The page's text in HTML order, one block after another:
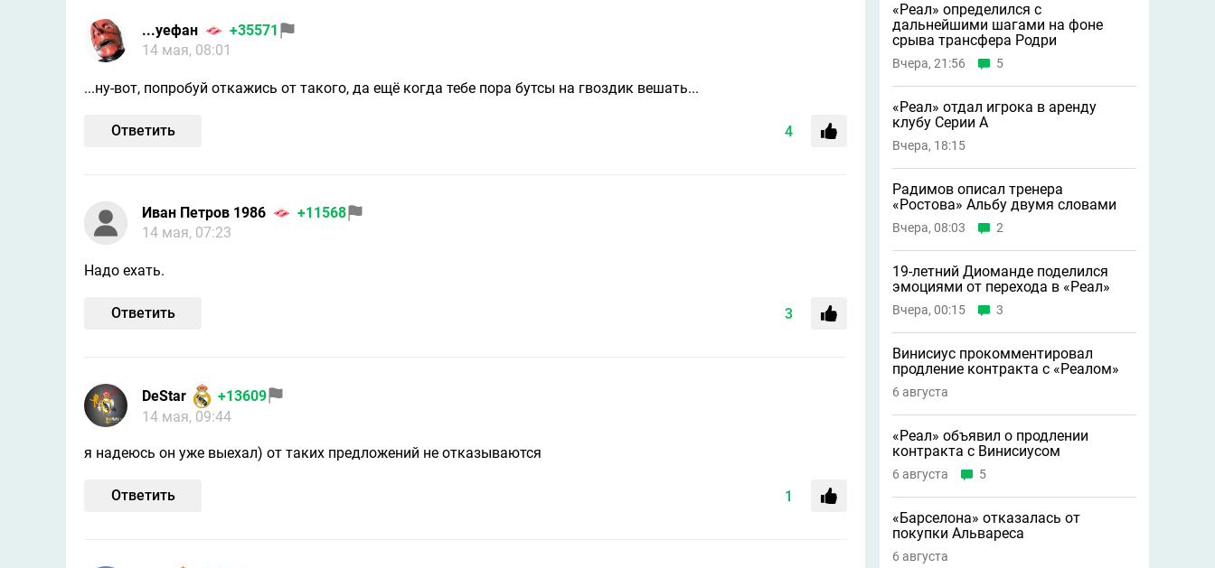
...уефан
+35571
14 мая, 08:01
...ну-вот, попробуй откажись от такого, да ещё когда тебе пора бутсы на гвоздик вешать...
Ответить 4
Иван Петров 1986
+11568
14 мая, 07:23
Надо ехать.
Ответить 3
DeStar
+13609
14 мая, 09:44
я надеюсь он уже выехал) от таких предложений не отказываются
Ответить 1
«Реал» определился с
дальнейшими шагами на фоне
срыва трансфера Родри
Вчера, 21:56 5
«Реал» отдал игрока в аренду
клубу Серии А
Вчера, 18:15
Радимов описал тренера
«Ростова» Альбу двумя словами
Вчера, 08:03 2
19-летний Диоманде поделился
эмоциями от перехода в «Реал»
Вчера, 00:15 3
Винисиус прокомментировал
продление контракта с «Реалом»
6 августа
«Реал» объявил о продлении
контракта с Винисиусом
6 августа 5
«Барселона» отказалась от
покупки Альвареса
6 августа